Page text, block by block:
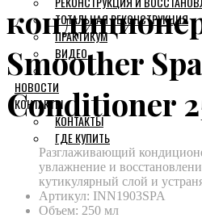
ТОТАЛЬНАЯ РЕКОНСТРУКЦИЯ
ПРАКТИКУМ
ВИДЕО
НОВОСТИ
КОНТАКТЫ
КОНТАКТЫ
ГДЕ КУПИТЬ
Smoother Spa
Conditioner
Разглаживающий
увлажнение и
кутикулярный слой и
Артикул: INN1903SPA
Объем: 250 мл